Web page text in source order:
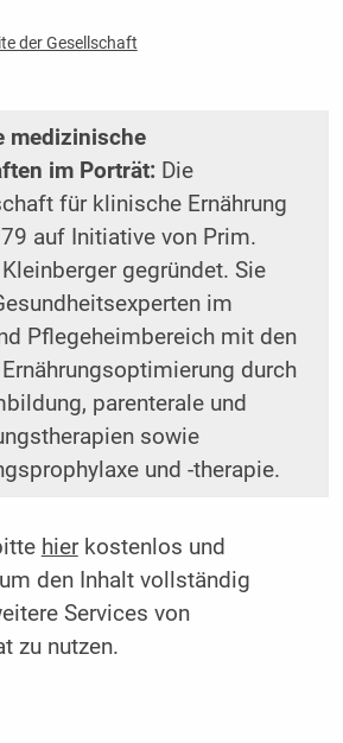
der Gesellschaft
medizinische
im Porträt:Die
für klinische Ernährung
auf Initiative von Prim.
gegründet. Sie
im
Pflegeheimbereich mit den
durch
parenterale und
sowie
und -therapie.
hierkostenlos und
den Inhalt vollständig
Services von
zu nutzen.